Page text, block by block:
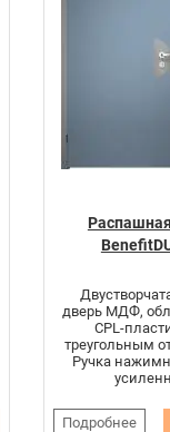
дверь МДФ,
CPL-
треугольным
Ручка
Подробнее